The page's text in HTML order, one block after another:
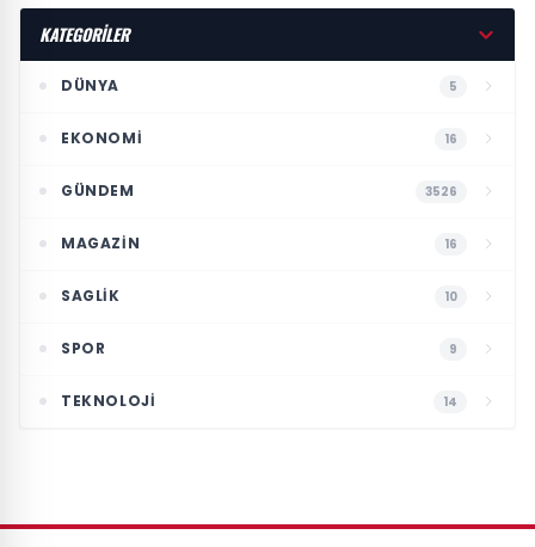
KATEGORİLER
DÜNYA 5
EKONOMI 16
GÜNDEM 3526
MAGAZIN 16
SAGLIK 10
SPOR 9
TEKNOLOJI 14